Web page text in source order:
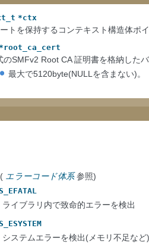
*ctx
トを保持するコンテキスト構造体ポ
*root_ca_cert
のSMFv2 Root CA 証明書を格納した
最大で5120byte(NULLを含まない)。
エラーコード体系参照)
ライブラリ内で致命的エラーを検出
システムエラーを検出(メモリ不足など)